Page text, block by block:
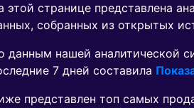
этой странице представлена
собранных из открытых
данным нашей аналитической
7 дней составила
представлен топ самых